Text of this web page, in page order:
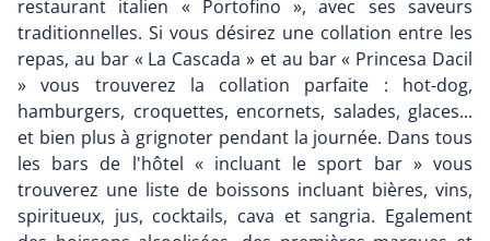
restaurant italien « Portofino », avec ses saveurs
traditionnelles. Si vous désirez une collation entre les
repas, au bar « La Cascada » et au bar « Princesa Dacil
» vous trouverez la collation parfaite : hot-dog,
hamburgers, croquettes, encornets, salades, glaces...
et bien plus à grignoter pendant la journée. Dans tous
les bars de l'hôtel « incluant le sport bar » vous
trouverez une liste de boissons incluant bières, vins,
spiritueux, jus, cocktails, cava et sangria. Egalement